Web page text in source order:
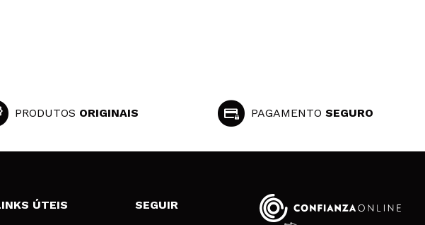
PRODUTOS ORIGINAIS PAGAMENTOSEGURO
ÚTEIS SEGUIR